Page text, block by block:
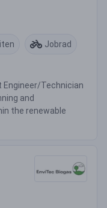
Jobrad
Engineer/Technician
and
the renewable